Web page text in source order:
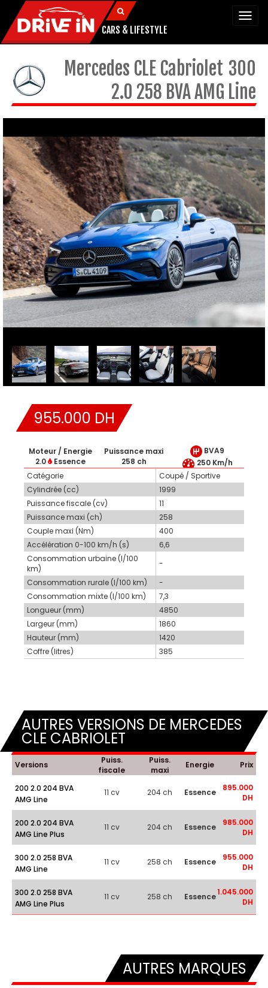
CARS & LIFESTYLE
Mercedes CLE Cabriolet 300
2.0 258 BVA AMG Line
955.000 DH
Moteur / Energie
2.0
Essence
Puissance maxi
258 ch
BVA9
250 Km/h
Catégorie
Coupé / Sportive
Cylindrée (cc)
1999
Puissance fiscale (cv)
11
Puissance maxi (ch)
258
Couple maxi (Nm)
400
Accélération 0-100 km/h (s)
6,6
Consommation urbaine (l/100
km)
-
Consommation rurale (l/100 km)
-
Consommation mixte (l/100 km)
7,3
Longueur (mm)
4850
Largeur (mm)
1860
Hauteur (mm)
1420
Coffre (litres)
385
AUTRES VERSIONS DE MERCEDES
CLE CABRIOLET
Versions
Puiss.
fiscale
Puiss.
maxi
Energie Prix
200 2.0 204 BVA
AMG Line
11 cv 204 ch Essence
895.000
DH
200 2.0 204 BVA
AMG Line Plus
11 cv 204 ch Essence
985.000
DH
300 2.0 258 BVA
AMG Line
11 cv 258 ch Essence
955.000
DH
300 2.0 258 BVA
AMG Line Plus
11 cv 258 ch Essence1.045.000
DH
AUTRES MARQUES